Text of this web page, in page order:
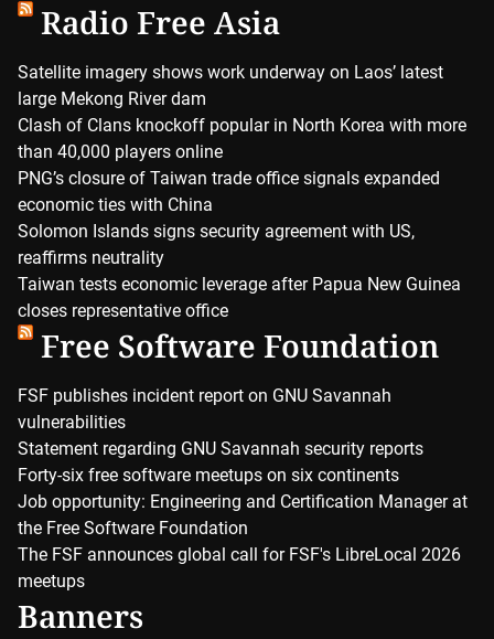
Radio Free Asia
Satellite imagery shows work underway on Laos’ latest
large Mekong River dam
Clash of Clans knockoff popular in North Korea with more
than 40,000 players online
PNG’s closure of Taiwan trade office signals expanded
economic ties with China
Solomon Islands signs security agreement with US,
reaffirms neutrality
Taiwan tests economic leverage after Papua New Guinea
closes representative office
Free Software Foundation
FSF publishes incident report on GNU Savannah
vulnerabilities
Statement regarding GNU Savannah security reports
Forty-six free software meetups on six continents
Job opportunity: Engineering and Certification Manager at
the Free Software Foundation
The FSF announces global call for FSF's LibreLocal 2026
meetups
Banners